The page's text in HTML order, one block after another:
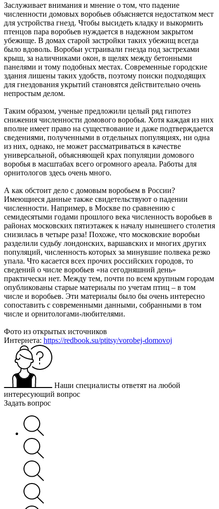
Заслуживает внимания и мнение о том, что падение
численности домовых воробьев объясняется недостатком мест
для устройства гнезд. Чтобы высидеть кладку и выкормить
птенцов пара воробьев нуждается в надежном закрытом
убежище. В домах старой застройки таких убежищ всегда
было вдоволь. Воробьи устраивали гнезда под застрехами
крыш, за наличниками окон, в щелях между бетонными
панелями и тому подобных местах. Современные городские
здания лишены таких удобств, поэтому поиски подходящих
для гнездования укрытий становятся действительно очень
непростым делом.
Таким образом, ученые предложили целый ряд гипотез
снижения численности домового воробья. Хотя каждая из них
вполне имеет право на существование и даже подтверждается
сведениями, полученными в отдельных популяциях, ни одна
из них, однако, не может рассматриваться в качестве
универсальной, объясняющей крах популяции домового
воробья в масштабах всего огромного ареала. Работы для
орнитологов здесь очень много.
А как обстоит дело с домовым воробьем в России?
Имеющиеся данные также свидетельствуют о падении
численности. Например, в Москве по сравнению с
семидесятыми годами прошлого века численность воробьев в
районах московских пятиэтажек к началу нынешнего столетия
снизилась в четыре раза! Похоже, что московские воробьи
разделили судьбу лондонских, варшавских и многих других
популяций, численность которых за минувшие полвека резко
упала. Что касается всех прочих российских городов, то
сведений о числе воробьев «на сегодняшний день»
практически нет. Между тем, почти по всем крупным городам
опубликованы старые материалы по учетам птиц – в том
числе и воробьев. Эти материалы было бы очень интересно
сопоставить с современными данными, собранными в том
числе и орнитологами-любителями.
Фото из открытых источников
Интернета: https://redbook.su/ptitsy/vorobej-domovoj
Наши специалисты ответят на любой
интересующий вопрос
Задать вопрос